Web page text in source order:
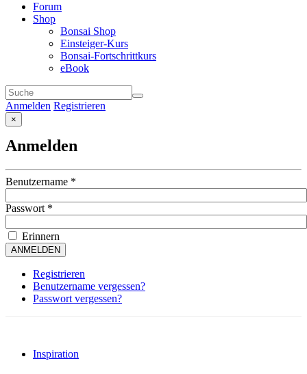
Forum
Shop
Bonsai Shop
Einsteiger-Kurs
Bonsai-Fortschrittkurs
eBook
Anmelden Registrieren
×
Anmelden
Benutzername *
Passwort *
Erinnern
ANMELDEN
Registrieren
Benutzername vergessen?
Passwort vergessen?
Inspiration